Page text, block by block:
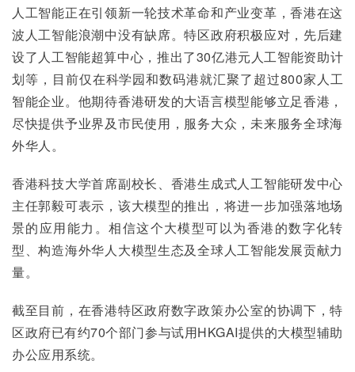
人工智能正在引领新一轮技术革命和产业变革，香港在这
波人工智能浪潮中没有缺席。特区政府积极应对，先后建
设了人工智能超算中心，推出了30亿港元人工智能资助计
划等，目前仅在科学园和数码港就汇聚了超过800家人工
智能企业。他期待香港研发的大语言模型能够立足香港，
尽快提供予业界及市民使用，服务大众，未来服务全球海
外华人。
香港科技大学首席副校长、香港生成式人工智能研发中心
主任郭毅可表示，该大模型的推出，将进一步加强落地场
景的应用能力。相信这个大模型可以为香港的数字化转
型、构造海外华人大模型生态及全球人工智能发展贡献力
量。
截至目前，在香港特区政府数字政策办公室的协调下，特
区政府已有约70个部门参与试用HKGAI提供的大模型辅助
办公应用系统。